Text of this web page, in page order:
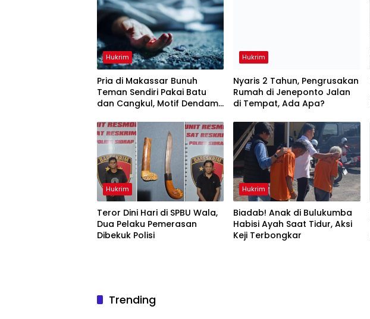
Hukrim
Pria di Makassar Bunuh
Teman Sendiri Pakai Batu
dan Cangkul, Motif Dendam
Hukrim
Nyaris 2 Tahun, Pengrusakan
Rumah di Jeneponto Jalan
di Tempat, Ada Apa?
Hukrim
Teror Dini Hari di SPBU Wala,
Dua Pelaku Pemerasan
Dibekuk Polisi
Hukrim
Biadab! Anak di Bulukumba
Habisi Ayah Saat Tidur, Aksi
Keji Terbongkar
Trending